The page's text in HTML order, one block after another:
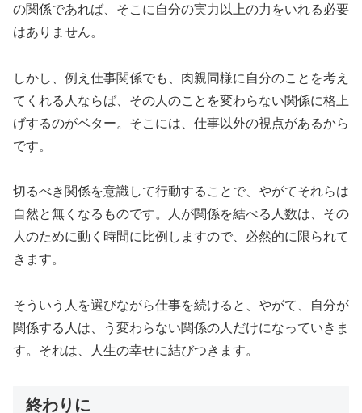
の関係であれば、そこに自分の実力以上の力をいれる必要
はありません。
しかし、例え仕事関係でも、肉親同様に自分のことを考え
てくれる人ならば、その人のことを変わらない関係に格上
げするのがベター。そこには、仕事以外の視点があるから
です。
切るべき関係を意識して行動することで、やがてそれらは
自然と無くなるものです。人が関係を結べる人数は、その
人のために動く時間に比例しますので、必然的に限られて
きます。
そういう人を選びながら仕事を続けると、やがて、自分が
関係する人は、う変わらない関係の人だけになっていきま
す。それは、人生の幸せに結びつきます。
終わりに